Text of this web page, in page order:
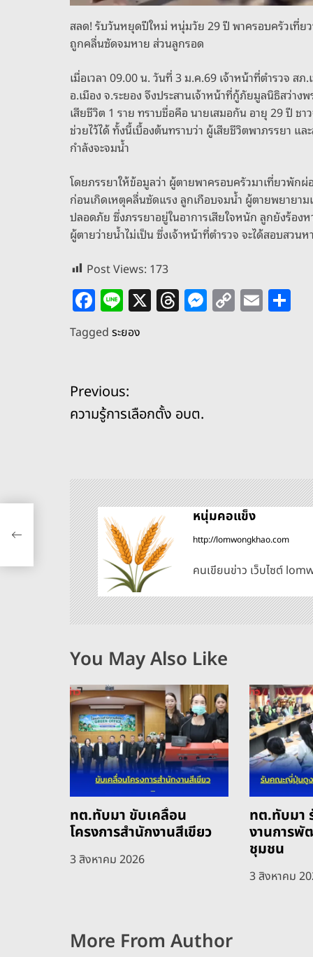
สลด! รับวันหยุดปีใหม่ หนุ่มวัย 29 ปี พาครอบครัวเที่ยว
ถูกคลื่นซัดจมหาย ส่วนลูกรอด
เมื่อเวลา 09.00 น. วันที่ 3 ม.ค.69 เจ้าหน้าที่ตำรวจ ส
อ.เมือง จ.ระยอง จึงประสานเจ้าหน้าที่กู้ภัยมูลนิธิสว่า
เสียชีวิต 1 ราย ทราบชื่อคือ นายเสมอกัน อายุ 29 ปี ช
ช่วยไว้ได้ ทั้งนี้เบื้องต้นทราบว่า ผู้เสียชีวิตพาภรรยา แ
กำลังจะจมน้ำ
โดยภรรยาให้ข้อมูลว่า ผู้ตายพาครอบครัวมาเที่ยวพัก
ก่อนเกิดเหตุคลื่นซัดแรง ลูกเกือบจมน้ำ ผู้ตายพยายาม
ปลอดภัย ซึ่งภรรยาอยู่ในอาการเสียใจหนัก ลูกยังร้อง
ผู้ตายว่ายน้ำไม่เป็น ซึ่งเจ้าหน้าที่ตำรวจ จะได้สอบสวน
Post Views: 173
F
a
c
b
o
o
Li
n
e
X T
h
s
M
e
C
o
E
m
Tagged ระยอง
แ
น
แ
น
ว
เ
รื่
อ
ง
Previous:
ความรู้การเลือกตั้ง อบต.
หนุ่มคอแข็ง
http://lomwongkhao.com
คนเขียนข่าว เว็บไซต์
You May Also Like
ทต.ทับมา ขับเคลื่อน
โครงการสำนักงานสีเขียว
3 สิงหาคม 2026
ทต.ทับมา
งานการ
ชุมชน
3 สิงหาคม
More From Author